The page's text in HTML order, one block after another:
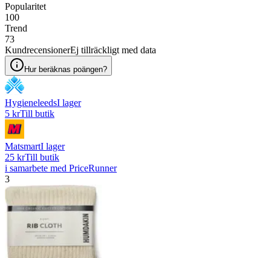
Popularitet
100
Trend
73
KundrecensionerEj tillräckligt med data
Hur beräknas poängen?
HygieneleedsI lager
5 krTill butik
MatsmartI lager
25 krTill butik
i samarbete med PriceRunner
3